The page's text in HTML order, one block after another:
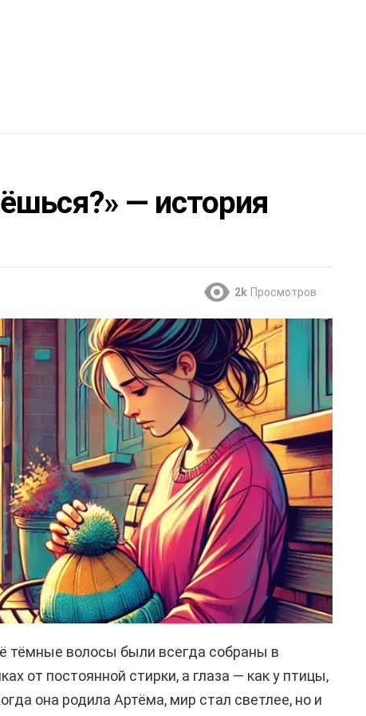
— история
2k Просмотров
тёмные волосы были всегда собраны в
от постоянной стирки, а глаза — как у птицы,
она родила Артёма, мир стал светлее, но и